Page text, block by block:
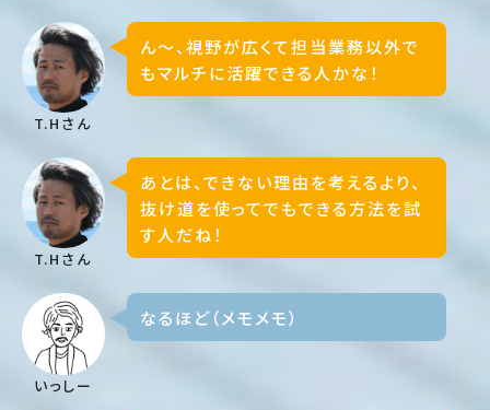
T.Hさん
ん〜、視野が広くて担当業務以外で
もマルチに活躍できる人かな！
T.Hさん
あとは、できない理由を考えるより、
抜け道を使ってでもできる方法を試
す人だね！
いっしー
なるほど（メモメモ）